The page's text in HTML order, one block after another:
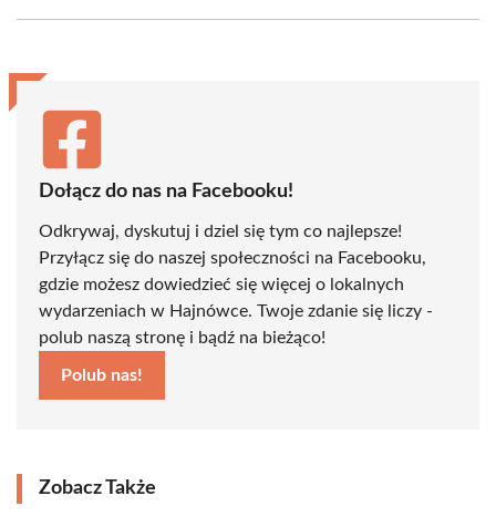
(Twitter)
Dołącz do nas na Facebooku!
Odkrywaj, dyskutuj i dziel się tym co najlepsze!
Przyłącz się do naszej społeczności na Facebooku,
gdzie możesz dowiedzieć się więcej o lokalnych
wydarzeniach w Hajnówce. Twoje zdanie się liczy -
polub naszą stronę i bądź na bieżąco!
Polub nas!
Zobacz Także